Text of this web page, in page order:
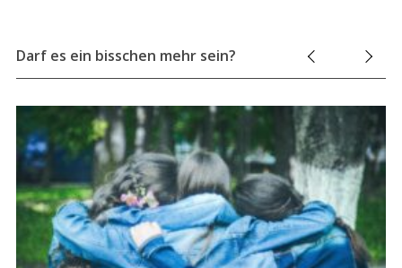
Darf es ein bisschen mehr sein?